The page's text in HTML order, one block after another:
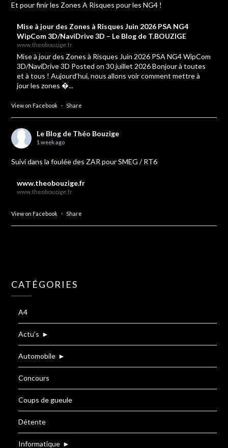
Et pour finir les Zones A Risques pour les NG4 !
Mise à jour des Zones à Risques Juin 2026 PSA NG4
WipCom 3D/NaviDrive 3D – Le Blog de T.BOUZIGE
www.theobouzige.fr
Mise à jour des Zones à Risques Juin 2026 PSA NG4 WipCom
3D/NaviDrive 3D Posted on 30 juillet 2026 Bonjour à toutes
et à tous ! Aujourd’hui, nous allons voir comment mettre à
jour les zones �...
View on Facebook · Share
Le Blog de Théo Bouzige
1 week ago
Suivi dans la foulée des ZAR pour SMEG / RT6
www.theobouzige.fr
www.theobouzige.fr
View on Facebook · Share
CATÉGORIES
A4
Actu's ►
Automobile ►
Concours
Coups de gueule
Détente
Informatique ►